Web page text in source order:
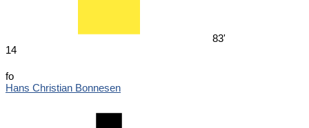
83'
14
fo
Hans Christian Bonnesen